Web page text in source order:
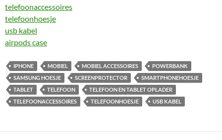
telefoonaccessoires
telefoonhoesje
usb kabel
airpods case
IPHONE MOBIEL MOBIEL ACCESSOIRES
POWERBANK
SAMSUNG HOESJE
SCREENPROTECTOR
SMARTPHONEHOESJE
TABLET
TELEFOON
TELEFOON EN TABLET OPLADER
TELEFOONACCESSOIRES
TELEFOONHOESJE USB KABEL